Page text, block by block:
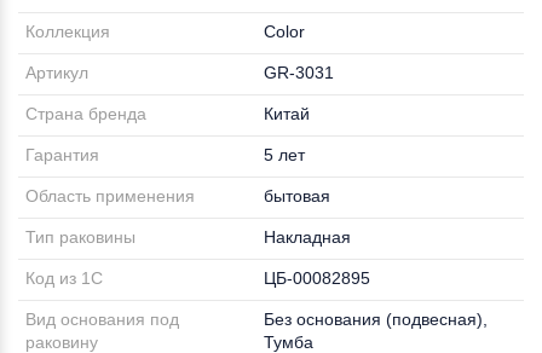
Коллекция Color
Артикул GR-3031
Страна бренда Китай
Гарантия 5 лет
Область применения бытовая
Тип раковины Накладная
Код из 1С ЦБ-00082895
Вид основания под
раковину
Без основания (подвесная),
Тумба